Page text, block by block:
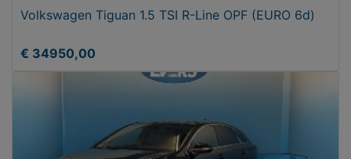
Volkswagen Tiguan 1.5 TSI R-Line OPF (EURO 6d)
€ 34950,00